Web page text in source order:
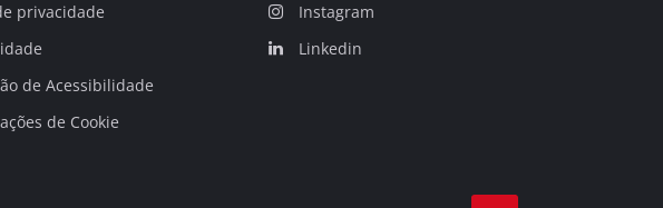
privacidade
de Acessibilidade
de Cookie
Instagram
Linkedin